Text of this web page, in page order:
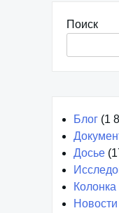
Поиск
Блог (1
Досье
Колонка
Новости